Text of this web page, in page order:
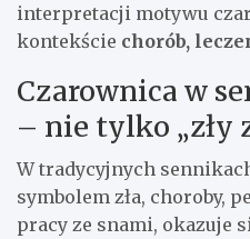
interpretacji motywu
kontekście chorób,
Czarownica w
– nie tylko „zły
W tradycyjnych
symbolem zła, choroby,
pracy ze snami, okazuje